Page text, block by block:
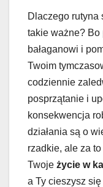
Dlaczego rutyna
takie ważne? Bo
bałaganowi i
Twoim
codziennie
posprzątanie i
konsekwencja
działania są o
rzadkie, ale za
Twoje życie w
a Ty cieszysz